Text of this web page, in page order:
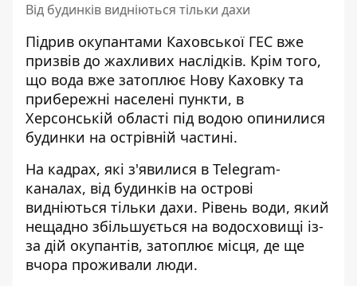
Від будинків видніються тільки дахи
Підрив окупантами Каховської ГЕС вже
призвів до жахливих наслідків. Крім того,
що вода вже затоплює Нову Каховку та
прибережні населені пункти, в
Херсонській області під водою опинилися
будинки на острівній частині.
На кадрах, які з'явилися в Telegram-
каналах, від будинків на острові
видніються тільки дахи. Рівень води, який
нещадно збільшується на водосховищі із-
за дій окупантів, затоплює місця, де ще
вчора проживали люди.